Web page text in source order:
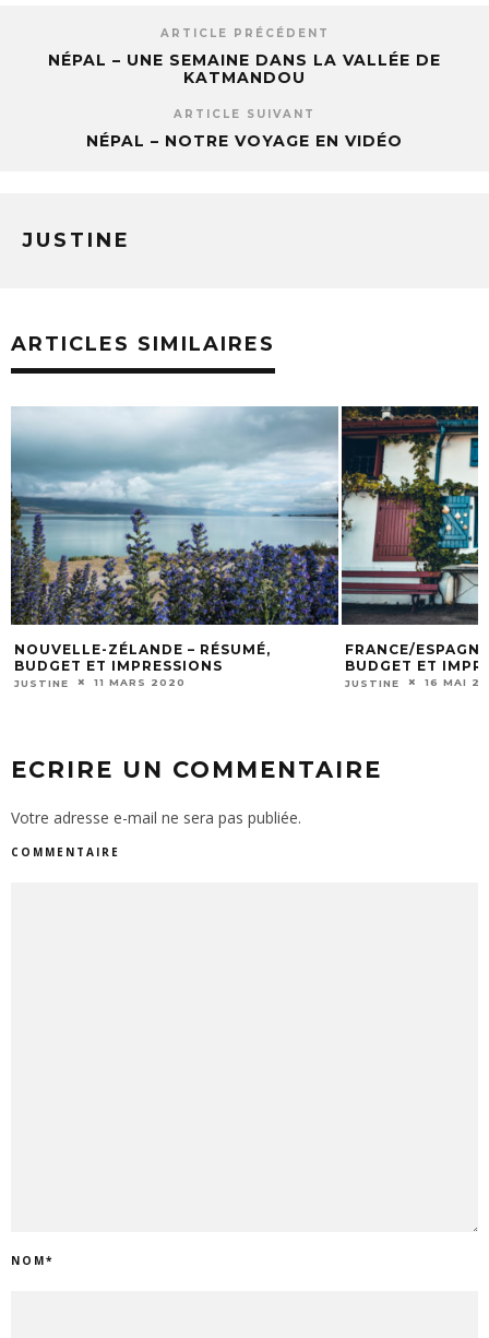
ARTICLE PRÉCÉDENT
NÉPAL – UNE SEMAINE DANS LA VALLÉE DE
KATMANDOU
ARTICLE SUIVANT
NÉPAL – NOTRE VOYAGE EN VIDÉO
JUSTINE
ARTICLES SIMILAIRES
FRANCE/ESPAGNE ROADTRIP – RÉSUMÉ,
BUDGET ET IMPRESSIONS
JUSTINE 16 MAI 2019
NÉPAL – POON
POKHARA
JUSTINE 2
ECRIRE UN COMMENTAIRE
Votre adresse e-mail ne sera pas publiée.
COMMENTAIRE
NOM*